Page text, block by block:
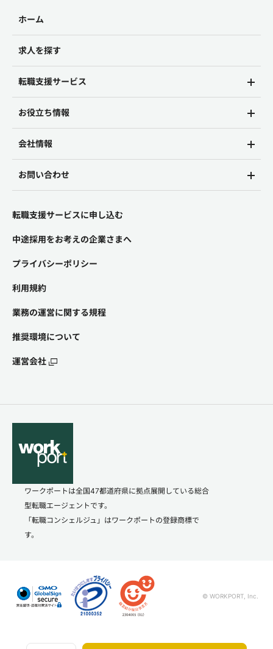
ホーム
求人を探す
転職支援サービス
お役立ち情報
会社情報
お問い合わせ
転職支援サービスに申し込む
中途採用をお考えの企業さまへ
プライバシーポリシー
利用規約
業務の運営に関する規程
推奨環境について
運営会社
ワークポートは全国47都道府県に拠点展開している総合
型転職エージェントです。
「転職コンシェルジュ」はワークポートの登録商標で
す。
© WORKPORT, Inc.